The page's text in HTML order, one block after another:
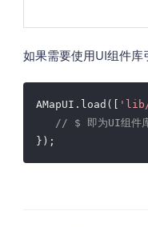
如果需要使用UI组件
AMapUI.load([
// $ 即为UI组件